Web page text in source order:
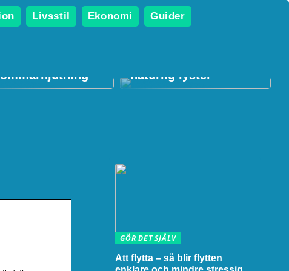
Livsstil Ekonomi Guider
naturlig lyster
GÖR DET SJÄLV
Att flytta – så blir flytten